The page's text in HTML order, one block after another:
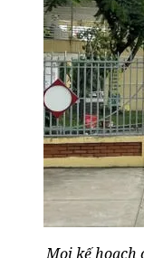
Mọi kế hoạch